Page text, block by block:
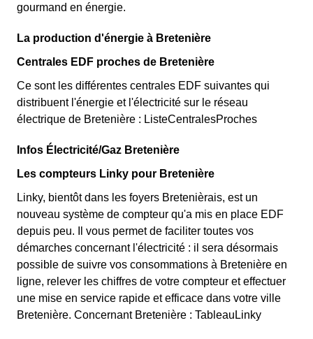
gourmand en énergie.
La production d'énergie à Bretenière
Centrales EDF proches de Bretenière
Ce sont les différentes centrales EDF suivantes qui
distribuent l'énergie et l'électricité sur le réseau
électrique de Bretenière : ListeCentralesProches
Infos Électricité/Gaz Bretenière
Les compteurs Linky pour Bretenière
Linky, bientôt dans les foyers Bretenièrais, est un
nouveau système de compteur qu'a mis en place EDF
depuis peu. Il vous permet de faciliter toutes vos
démarches concernant l'électricité : il sera désormais
possible de suivre vos consommations à Bretenière en
ligne, relever les chiffres de votre compteur et effectuer
une mise en service rapide et efficace dans votre ville
Bretenière. Concernant Bretenière : TableauLinky